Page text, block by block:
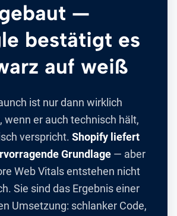
—
bestätigt es
auf weiß
ist nur dann wirklich
wenn er auch technisch hält,
verspricht. Shopify liefert
Grundlage— aber
Web Vitals entstehen nicht
Sie sind das Ergebnis einer
Umsetzung: schlanker Code,